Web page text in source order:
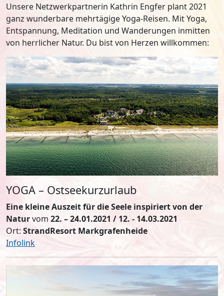
Unsere Netzwerkpartnerin Kathrin Engfer plant 2021
ganz wunderbare mehrtägige Yoga-Reisen. Mit Yoga,
Entspannung, Meditation und Wanderungen inmitten
von herrlicher Natur. Du bist von Herzen willkommen:
YOGA – Ostseekurzurlaub
Eine kleine Auszeit für die Seele inspiriert von der
Naturvom 22. – 24.01.2021 / 12. - 14.03.2021
Ort: StrandResort Markgrafenheide
Infolink